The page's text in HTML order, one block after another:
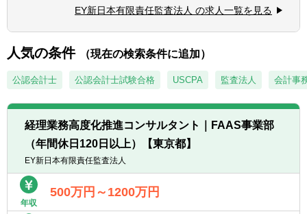
また繁忙期が事前にはっきりしているた
入社後必要に応じて変更となる場合がござい
ェクトの関与経験
■経理財務業務の高度化支援
■経理財務業務に関するマネージドサービス
ビジネスの企画推進
■非財務データマネジメントの事業立案、ク
ライアント業務高度化支援
■海外M&A、海外進出支援にも携われるた
め、英語を活かすこともできます。
■財務経理のオペレーションを担うバックオ
フィス機能のほか、M&AやIPOなど企業の成
長戦略を推進。CFOや経営陣のビジネスパー
トナーとしてのやりがいを感じられます。
EY新日本有限責任監査法人 の求人一覧を見る
人気の条件 （現在の検索条件に追加）
公認会計士 公認会計士試験合格 USCPA 監査法人 会計事
経理業務高度化推進コンサルタント｜FAAS事業部
（年間休日120日以上）【東京都】
EY新日本有限責任監査法人
年収
500万円～1200万円